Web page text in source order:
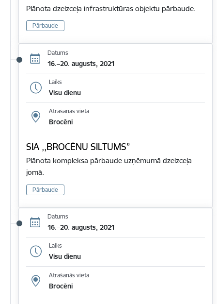
Plānota dzelzceļa infrastruktūras objektu pārbaude.
Pārbaude
Datums
16.–20. augusts, 2021
Laiks
Visu dienu
Atrašanās vieta
Brocēni
SIA ,,BROCĒNU SILTUMS”
Plānota kompleksa pārbaude uzņēmumā dzelzceļa
jomā.
Pārbaude
Datums
16.–20. augusts, 2021
Laiks
Visu dienu
Atrašanās vieta
Brocēni